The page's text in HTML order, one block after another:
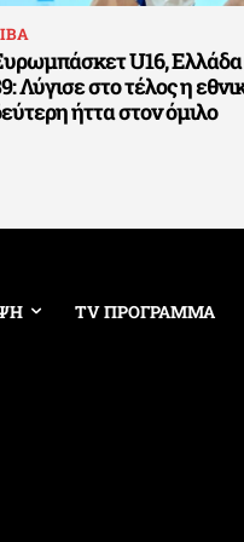
U16, Ελλάδα
Λύγισε στο τέλος η
ήττα στον όμιλο
TV ΠΡΟΓΡΑΜΜΑ